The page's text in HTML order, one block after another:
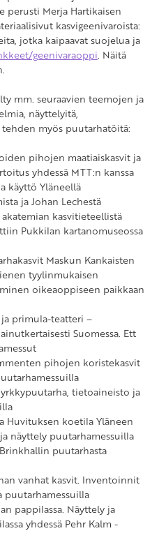
perusti Merja Hartikaisen
kasvigeenivaroista:
jotka kaipaavat suojelua ja
geenivaraoppi. Näitä
mm. seuraavien teemojen ja
näyttelyitä,
tehden myös puutarhatöitä:
pihojen maatiaiskasvit ja
yhdessä MTT:n kanssa
käyttö Yläneellä
ja Johan Lechestä
kasvitieteellistä
Pukkilan kartanomuseossa
Maskun Kankaisten
tyylinmukaisen
oikeaoppiseen paikkaan
primula-teatteri –
Suomessa. Ett
pihojen koristekasvit
tietoaineisto ja
Huvituksen koetila Yläneen
näyttely puutarhamessuilla
puutarhasta
vanhat kasvit. Inventoinnit
puutarhamessuilla
pappilassa. Näyttely ja
yhdessä Pehr Kalm -